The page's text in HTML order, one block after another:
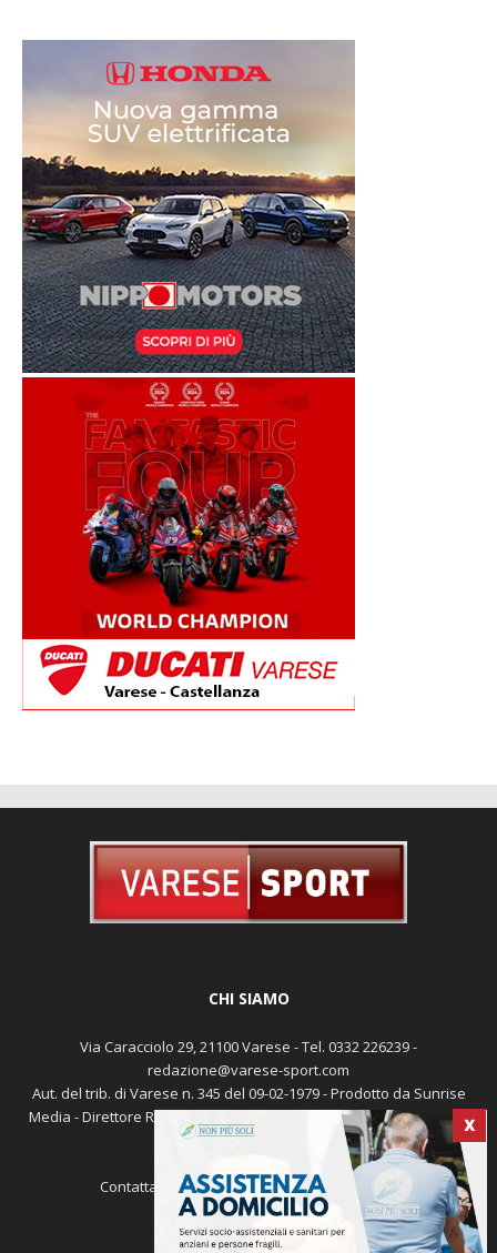
X
CHI SIAMO
Via Caracciolo 29, 21100 Varese - Tel. 0332 226239 -
redazione@varese-sport.com
Aut. del trib. di Varese n. 345 del 09-02-1979 - Prodotto da Sunrise
Media - Direttore Responsabile: Michele Marocco -Cookie policy
Pubblicità
Contattaci: redazione@varese-sport.com